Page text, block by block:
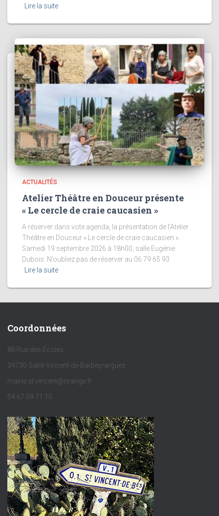
Lire la suite
ACTUALITÉS
Atelier Théâtre en Douceur présente
« Le cercle de craie caucasien »
A réserver dans vote agenda, la présentation de l’Atelier
Théâtre en Douceur « Le cercle de craie caucasien ».
Samedi 19 septembre 2026 à 18h00, salle Eugénie
Dubois. N’oubliez pas de réserver au 06 79 65 93
Lire la suite
Coordonnées
88 Rue des Écoles,
34730 Saint-Vincent-de-Barbeyrargues
mairie.st.vincent@orange.fr
04 67 59 71 15